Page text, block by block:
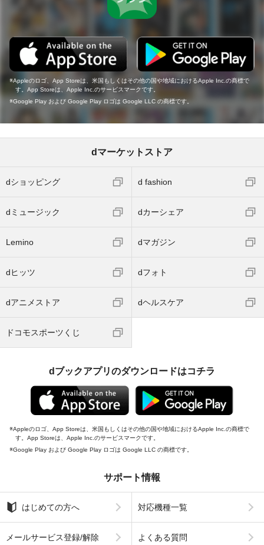
Appleのロゴ、App Storeは、米国もしくはその他の国や地域におけるApple Inc.の商標で
す。App Storeは、Apple Inc.のサービスマークです。
Google Play および Google Play ロゴは Google LLC の商標です。
dマーケットストア
dショッピング d fashion
dミュージック dカーシェア
Lemino dマガジン
dヒッツ dフォト
dアニメストア dヘルスケア
ドコモスポーツくじ
dブックアプリのダウンロードはコチラ
Appleのロゴ、App Storeは、米国もしくはその他の国や地域におけるApple Inc.の商標で
す。App Storeは、Apple Inc.のサービスマークです。
Google Play および Google Play ロゴは Google LLC の商標です。
サポート情報
はじめての方へ 対応機種一覧
メールサービス登録/解除 よくある質問